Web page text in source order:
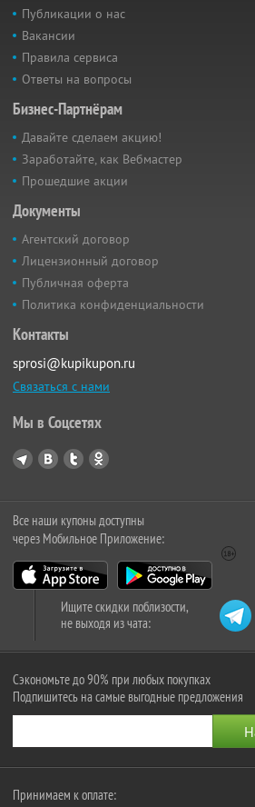
Публикации о нас
Вакансии
Правила сервиса
Ответы на вопросы
Бизнес-Партнёрам
Давайте сделаем акцию!
Заработайте, как Вебмастер
Прошедшие акции
Документы
Агентский договор
Лицензионный договор
Публичная оферта
Политика конфиденциальности
Контакты
sprosi@kupikupon.ru
Связаться с нами
Мы в Соцсетях
Все наши купоны доступны
через Мобильное Приложение:
Ищите скидки поблизости,
не выходя из чата:
Сэкономьте до 90% при любых покупках
Подпишитесь на самые выгодные предложения
Принимаем к оплате: